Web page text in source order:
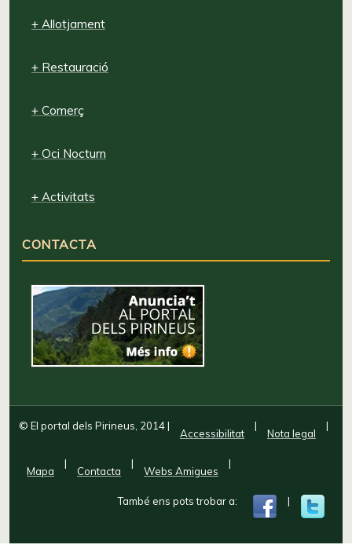
+ Allotjament
+ Restauració
+ Comerç
+ Oci Nocturn
+ Activitats
CONTACTA
© El portal dels Pirineus, 2014|
Accessibilitat
|
Nota legal
|
Mapa
|
Contacta
|
Webs Amigues
|
També ens pots trobar a: |